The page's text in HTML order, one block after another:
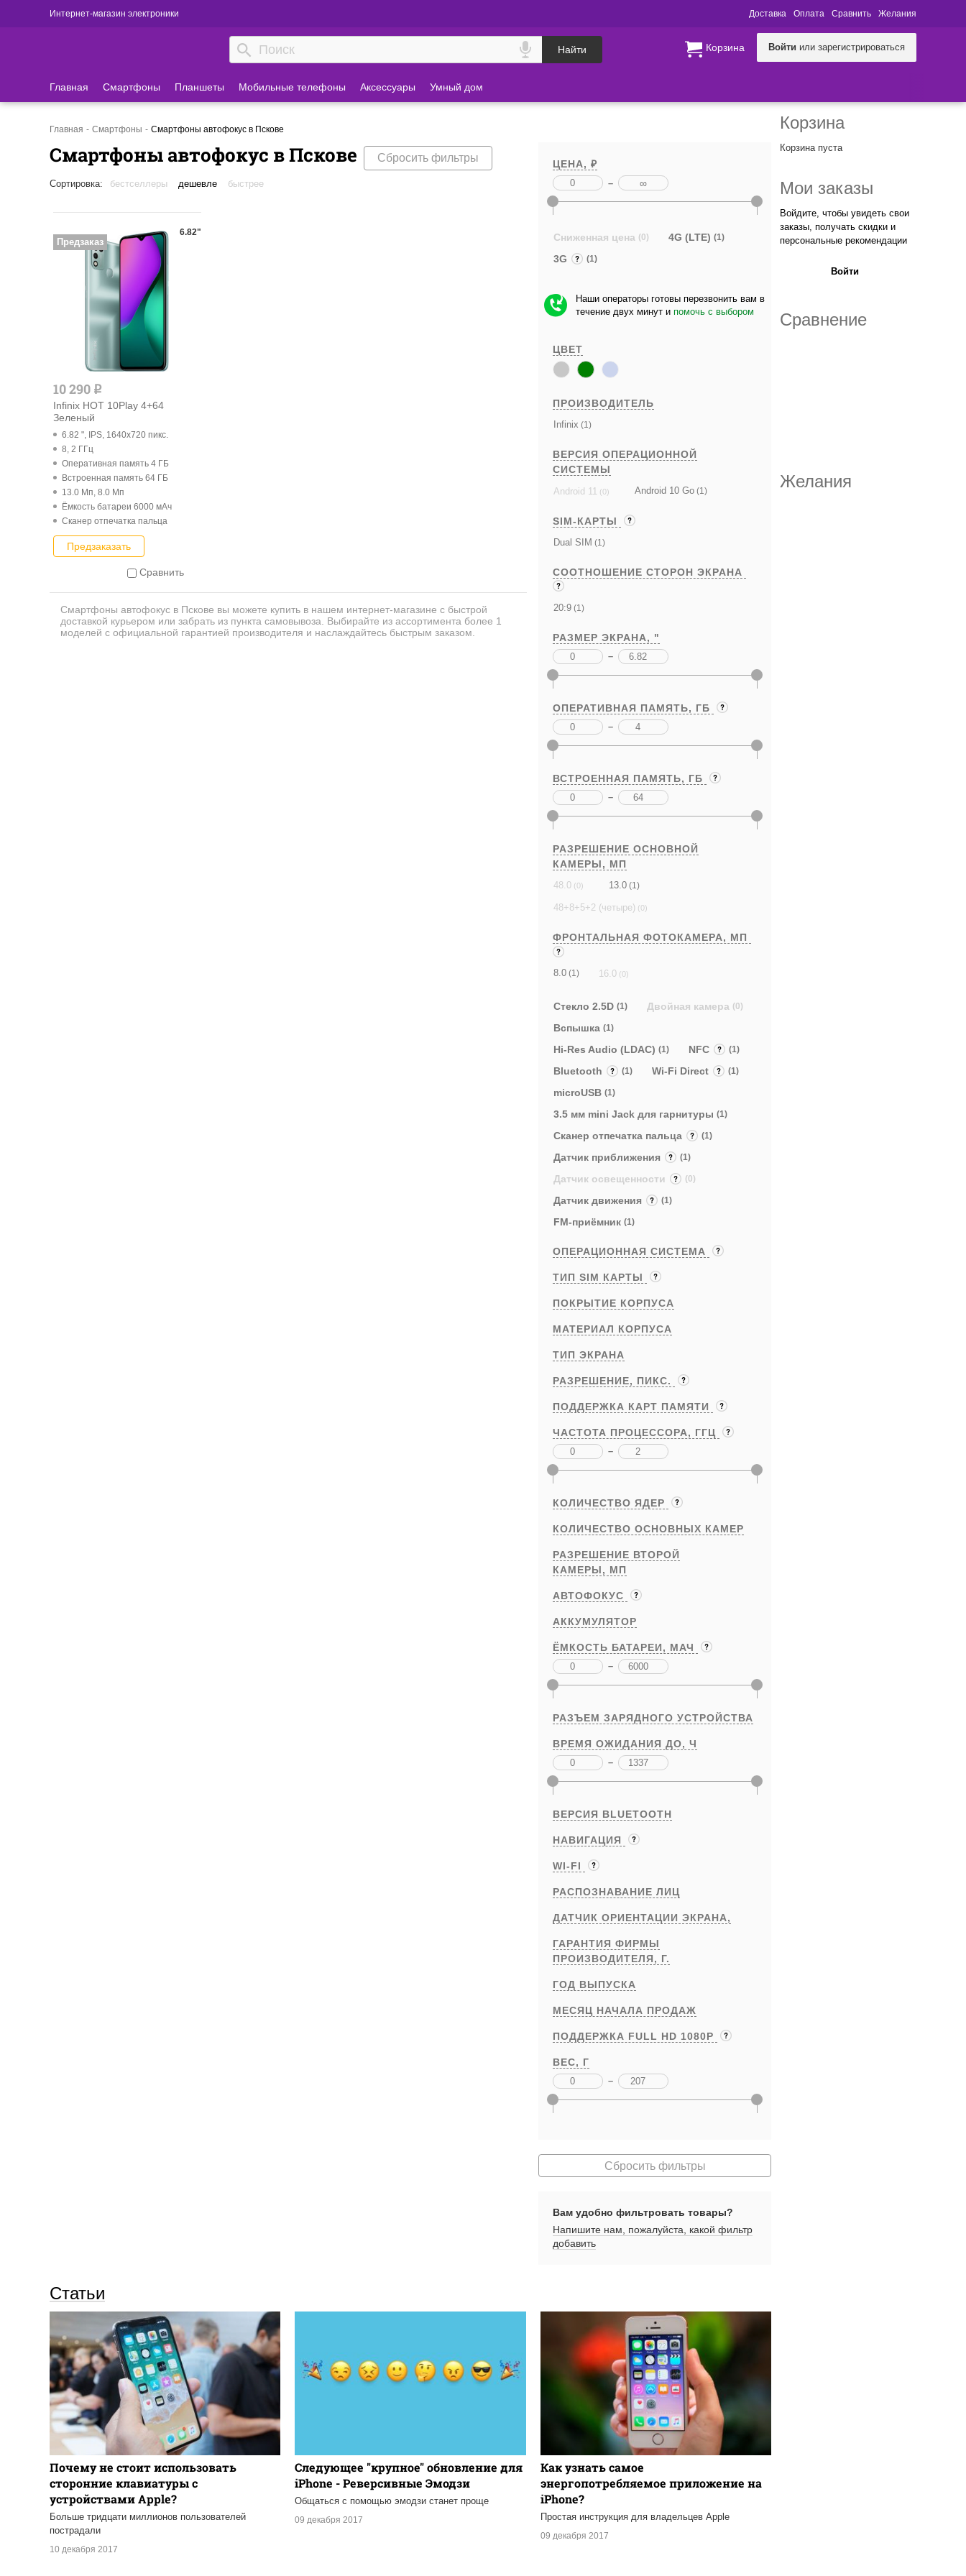
Интернет-магазин электроники Доставка Оплата Сравнить Желания
Найти Корзина Войти или зарегистрироваться
Главная Смартфоны Планшеты Мобильные телефоны Аксессуары Умный дом
Главная Смартфоны Смартфоны автофокус в Пскове
Смартфоны автофокус в Пскове Сбросить фильтры
Сортировка: бестселлеры дешевле быстрее
Смартфоны автофокус в Пскове вы можете купить в нашем интернет-магазине с быстрой
доставкой курьером или забрать из пункта самовывоза. Выбирайте из ассортимента более 1
моделей с официальной гарантией производителя и наслаждайтесь быстрым заказом.
10 290 q
Infinix HOT 10Play 4+64
Зеленый
6.82 ", IPS, 1640x720 пикс.
8, 2 ГГц
Оперативная память 4 ГБ
Встроенная память 64 ГБ
13.0 Мп, 8.0 Мп
Ёмкость батареи 6000 мАч
Cканер отпечатка пальца
Предзаказать
Сравнить
6.82"
Предзаказ
ЦЕНА, ₽
–
Сниженная цена (0) 4G (LTE) (1)
3G (1)
Наши операторы готовы перезвонить вам в
течение двух минут и помочь с выбором
ЦВЕТ
ПРОИЗВОДИТЕЛЬ
Infinix (1)
ВЕРСИЯ ОПЕРАЦИОННОЙ
СИСТЕМЫ
Android 11 (0) Android 10 Go (1)
SIM-КАРТЫ
Dual SIM (1)
СООТНОШЕНИЕ СТОРОН ЭКРАНА
20:9 (1)
РАЗМЕР ЭКРАНА, "
–
ОПЕРАТИВНАЯ ПАМЯТЬ, ГБ
–
ВСТРОЕННАЯ ПАМЯТЬ, ГБ
–
РАЗРЕШЕНИЕ ОСНОВНОЙ
КАМЕРЫ, МП
48.0 (0) 13.0 (1)
48+8+5+2 (четыре) (0)
ФРОНТАЛЬНАЯ ФОТОКАМЕРА, МП
8.0 (1) 16.0 (0)
Стекло 2.5D (1) Двойная камера (0)
Вспышка (1)
Hi-Res Audio (LDAC) (1) NFC (1)
Bluetooth (1) Wi-Fi Direct (1)
microUSB (1)
3.5 мм mini Jack для гарнитуры (1)
Cканер отпечатка пальца (1)
Датчик приближения (1)
Датчик освещенности (0)
Датчик движения (1)
FM-приёмник (1)
ОПЕРАЦИОННАЯ СИСТЕМА
ТИП SIM КАРТЫ
ПОКРЫТИЕ КОРПУСА
МАТЕРИАЛ КОРПУСА
ТИП ЭКРАНА
РАЗРЕШЕНИЕ, ПИКС.
ПОДДЕРЖКА КАРТ ПАМЯТИ
ЧАСТОТА ПРОЦЕССОРА, ГГЦ
–
КОЛИЧЕСТВО ЯДЕР
КОЛИЧЕСТВО ОСНОВНЫХ КАМЕР
РАЗРЕШЕНИЕ ВТОРОЙ
КАМЕРЫ, МП
АВТОФОКУС
АККУМУЛЯТОР
ЁМКОСТЬ БАТАРЕИ, МАЧ
–
РАЗЪЕМ ЗАРЯДНОГО УСТРОЙСТВА
ВРЕМЯ ОЖИДАНИЯ ДО, Ч
–
ВЕРСИЯ BLUETOOTH
НАВИГАЦИЯ
WI-FI
РАСПОЗНАВАНИЕ ЛИЦ
ДАТЧИК ОРИЕНТАЦИИ ЭКРАНА,
ГАРАНТИЯ ФИРМЫ
ПРОИЗВОДИТЕЛЯ, Г.
ГОД ВЫПУСКА
МЕСЯЦ НАЧАЛА ПРОДАЖ
ПОДДЕРЖКА FULL HD 1080P
ВЕС, Г
–
Сбросить фильтры
Вам удобно фильтровать товары?
Напишите нам, пожалуйста, какой фильтр
добавить
Статьи
Почему не стоит использовать
сторонние клавиатуры с
устройствами Apple?
Больше тридцати миллионов пользователей
пострадали
10 декабря 2017
Следующее "крупное" обновление для
iPhone - Реверсивные Эмодзи
Общаться с помощью эмодзи станет проще
09 декабря 2017
Как узнать самое
энергопотребляемое приложение на
iPhone?
Простая инструкция для владельцев Apple
09 декабря 2017
Корзина
Корзина пуста
Мои заказы
Войдите, чтобы увидеть свои
заказы, получать скидки и
персональные рекомендации
Войти
Сравнение
Желания